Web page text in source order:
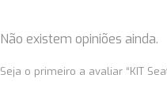
Não existem opiniões ainda.
Seja o primeiro a avaliar “KIT